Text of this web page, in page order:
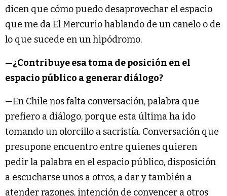
dicen que cómo puedo desaprovechar el espacio
que me da El Mercurio hablando de un canelo o de
lo que sucede en un hipódromo.
—¿Contribuye esa toma de posición en el
espacio público a generar diálogo?
—En Chile nos falta conversación, palabra que
prefiero a diálogo, porque esta última ha ido
tomando un olorcillo a sacristía. Conversación que
presupone encuentro entre quienes quieren
pedir la palabra en el espacio público, disposición
a escucharse unos a otros, a dar y también a
atender razones, intención de convencer a otros